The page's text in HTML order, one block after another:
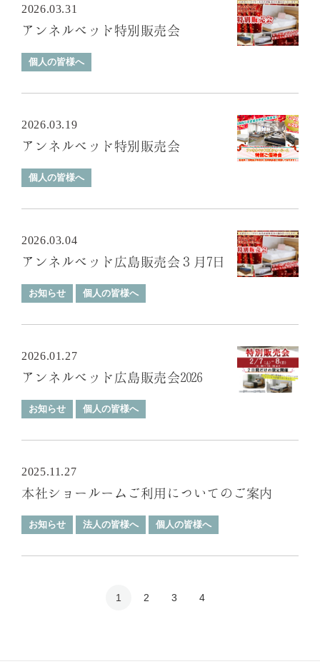
2026.03.31
アンネルベッド特別販売会
個人の皆様へ
2026.03.19
アンネルベッド特別販売会
個人の皆様へ
2026.03.04
アンネルベッド広島販売会３月7日
お知らせ 個人の皆様へ
2026.01.27
アンネルベッド広島販売会2026
お知らせ 個人の皆様へ
2025.11.27
本社ショールームご利用についてのご案内
お知らせ 法人の皆様へ 個人の皆様へ
1 2 3 4